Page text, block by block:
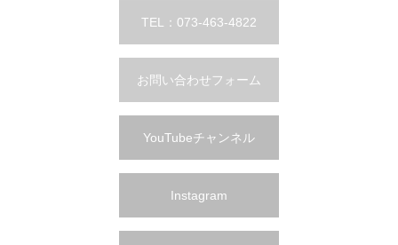
TEL：073-463-4822
お問い合わせフォーム
YouTubeチャンネル
Instagram